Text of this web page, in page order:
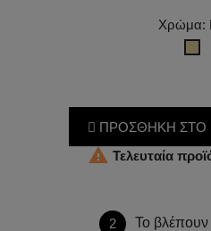
Χρώμα:
ΠΡΟΣΘΗΚΗ ΣΤΟ
 Τελευταία
2 Το βλέπουν